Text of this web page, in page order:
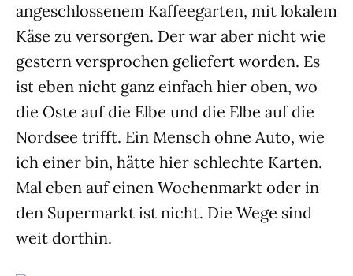
angeschlossenem Kaffeegarten, mit lokalem
Käse zu versorgen. Der war aber nicht wie
gestern versprochen geliefert worden. Es
ist eben nicht ganz einfach hier oben, wo
die Oste auf die Elbe und die Elbe auf die
Nordsee trifft. Ein Mensch ohne Auto, wie
ich einer bin, hätte hier schlechte Karten.
Mal eben auf einen Wochenmarkt oder in
den Supermarkt ist nicht. Die Wege sind
weit dorthin.